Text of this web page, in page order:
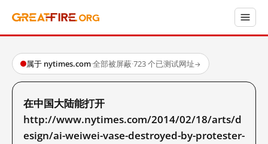
属于 nytimes.com·全部被屏蔽·723 个已测试网址→
在中国大陆能打开
http://www.nytimes.com/2014/02/18/arts/d
esign/ai-weiwei-vase-destroyed-by-protester-